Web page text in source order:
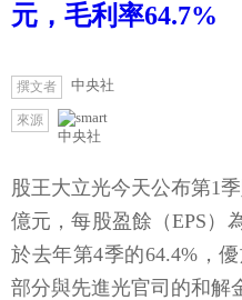
元，毛利率64.7%
撰文者 中央社
來源
中央社
股王大立光今天公布第1
億元，每股盈餘（EPS）
於去年第4季的64.4%，
部分與先進光官司的和解